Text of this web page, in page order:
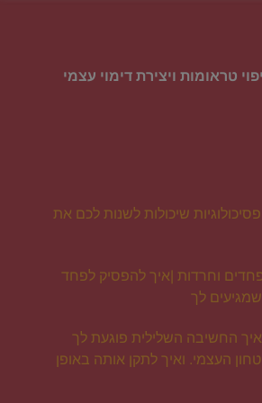
טראומות ויצירת דימוי עצמי
פסיכולוגיות שיכולות לשנות לכם את
וחרדות |איך להפסיק לפחד
לך
החשיבה השלילית פוגעת לך
העצמי. ואיך לתקן אותה באופן